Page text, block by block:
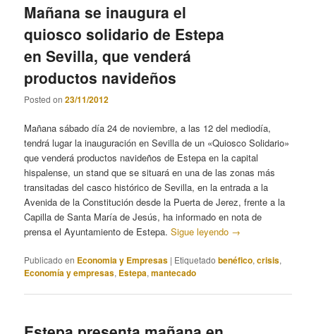
Mañana se inaugura el
quiosco solidario de Estepa
en Sevilla, que venderá
productos navideños
Posted on23/11/2012
Mañana sábado día 24 de noviembre, a las 12 del mediodía,
tendrá lugar la inauguración en Sevilla de un «Quiosco Solidario»
que venderá productos navideños de Estepa en la capital
hispalense, un stand que se situará en una de las zonas más
transitadas del casco histórico de Sevilla, en la entrada a la
Avenida de la Constitución desde la Puerta de Jerez, frente a la
Capilla de Santa María de Jesús, ha informado en nota de
prensa el Ayuntamiento de Estepa.Sigue leyendo →
Publicado en Economia y Empresas | Etiquetado benéfico,crisis,
Economía y empresas, Estepa,mantecado